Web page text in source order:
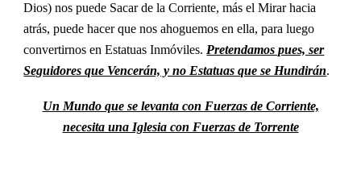
Dios) nos puede Sacar de la Corriente, más el Mirar hacia
atrás, puede hacer que nos ahoguemos en ella, para luego
convertirnos en Estatuas Inmóviles. Pretendamos pues, ser
Seguidores que Vencerán, y no Estatuas que se Hundirán.
Un Mundo que se levanta con Fuerzas de Corriente,
necesita una Iglesia con Fuerzas de Torrente